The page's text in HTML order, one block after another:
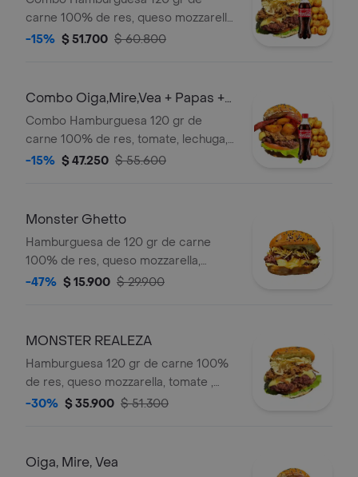
carne 100% de res, queso mozzarella,
tomate , lechuga, carne desmechada
de untar, pan brioche, y salsas
caseras (verde y ajo). + papas +
bebida
-15% $ 51.700 $ 60.800
Combo Oiga,Mire,Vea + Papas +
Bebida 250 Ml
Combo Hamburguesa 120 gr de
carne 100% de res, tomate, lechuga,
carne desmechada en salsa bbq
guayabo, pan brioche , y salsas
bebida
-15% $ 47.250 $ 55.600
Monster Ghetto
Hamburguesa de 120 gr de carne
100% de res, queso mozzarella,
papas callejera (ripio), cebolla
-47% $ 15.900 $ 29.900
MONSTER REALEZA
Hamburguesa 120 gr de carne 100%
de res, queso mozzarella, tomate ,
lechuga, carne desmechada en salsa
brioche, y salsas caseras (verde y ajo)
-30% $ 35.900 $ 51.300
Oiga, Mire, Vea